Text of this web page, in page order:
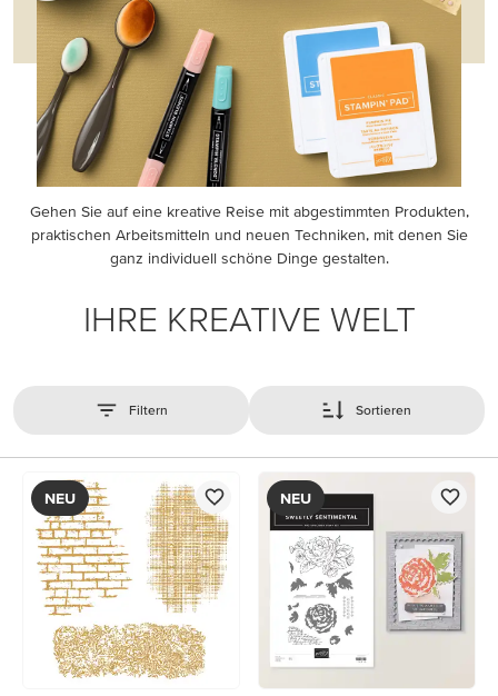
Gehen Sie auf eine kreative Reise mit abgestimmten Produkten,
praktischen Arbeitsmitteln und neuen Techniken, mit denen Sie
ganz individuell schöne Dinge gestalten.
IHRE KREATIVE WELT
Filtern Sortieren
NEU NEU